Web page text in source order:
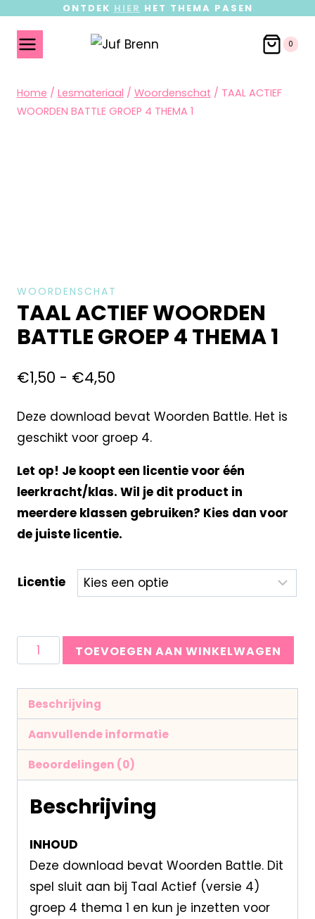
ONTDEK HIER HET THEMA PASEN
0
Home / Lesmateriaal / Woordenschat / TAAL ACTIEF
WOORDEN BATTLE GROEP 4 THEMA 1
WOORDENSCHAT
TAAL ACTIEF WOORDEN
BATTLE GROEP 4 THEMA 1
€1,50 - €4,50
Deze download bevat Woorden Battle. Het is
geschikt voor groep 4.
Let op! Je koopt een licentie voor één
leerkracht/klas. Wil je dit product in
meerdere klassen gebruiken? Kies dan voor
de juiste licentie.
Licentie
TOEVOEGEN AAN WINKELWAGEN
Beschrijving
Aanvullende informatie
Beoordelingen (0)
Beschrijving
INHOUD
Deze download bevat Woorden Battle. Dit
spel sluit aan bij Taal Actief (versie 4)
groep 4 thema 1 en kun je inzetten voor